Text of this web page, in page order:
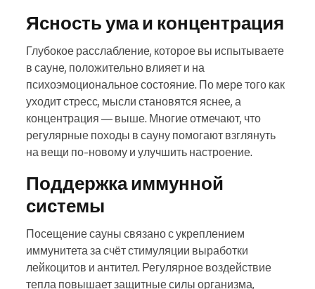
Ясность ума и концентрация
Глубокое расслабление, которое вы испытываете
в сауне, положительно влияет и на
психоэмоциональное состояние. По мере того как
уходит стресс, мысли становятся яснее, а
концентрация — выше. Многие отмечают, что
регулярные походы в сауну помогают взглянуть
на вещи по-новому и улучшить настроение.
Поддержка иммунной
системы
Посещение сауны связано с укреплением
иммунитета за счёт стимуляции выработки
лейкоцитов и антител. Регулярное воздействие
тепла повышает защитные силы организма,